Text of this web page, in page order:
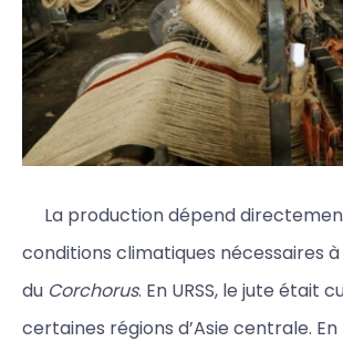
La production dépend
conditions climatiques nécessaires
du Corchorus. En URSS, le jute était
certaines régions d’Asie centrale. En